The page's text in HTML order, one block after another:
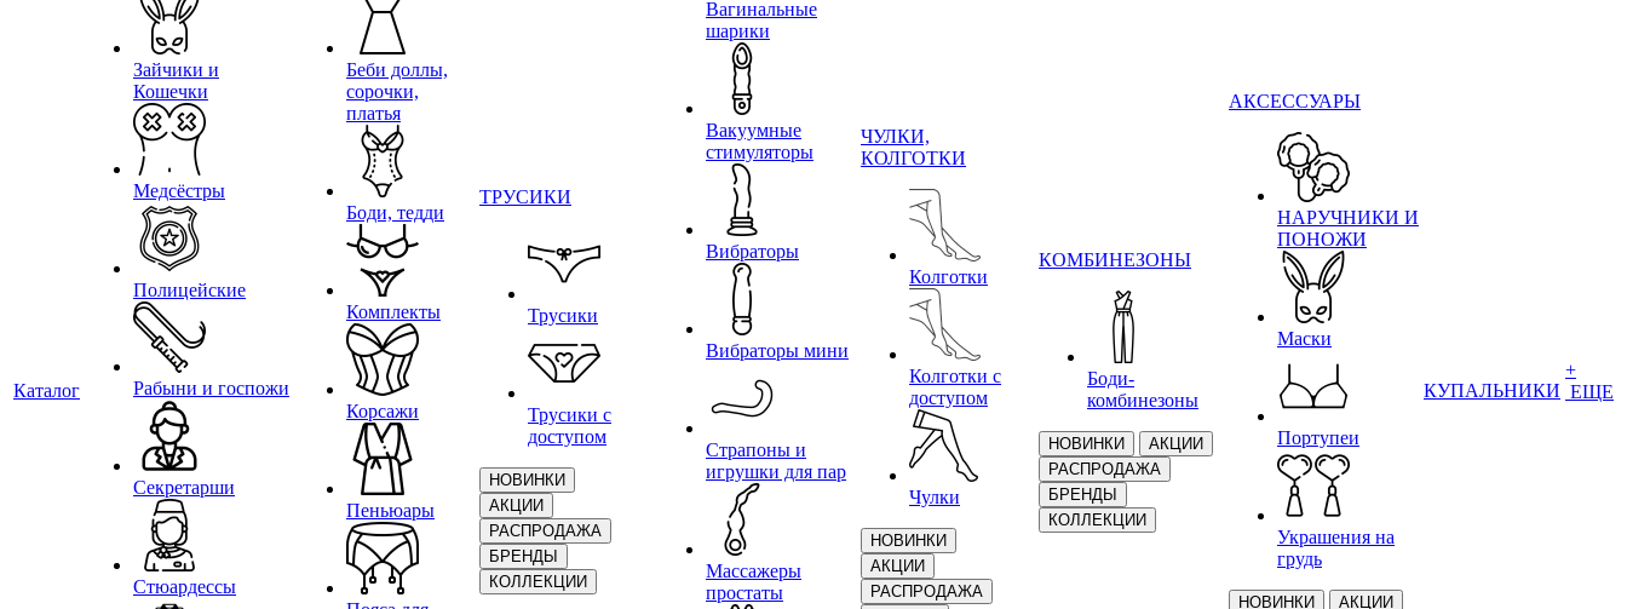
Каталог
Зайчики и
Кошечки
Медсёстры
Полицейские
Рабыни и госпожи
Секретарши
Стюардессы
Беби доллы,
сорочки,
платья
Боди, тедди
Комплекты
Корсажи
Пеньюары
ТРУСИКИ
Трусики
Трусики с
доступом
НОВИНКИ
АКЦИИ
РАСПРОДАЖА
БРЕНДЫ
КОЛЛЕКЦИИ
Вагинальные
шарики
Вакуумные
стимуляторы
Вибраторы
Вибраторы мини
Страпоны и
игрушки для пар
Массажеры
простаты
ЧУЛКИ,
КОЛГОТКИ
Колготки
Колготки с
доступом
Чулки
НОВИНКИ
АКЦИИ
РАСПРОДАЖА
КОМБИНЕЗОНЫ
Боди-
комбинезоны
НОВИНКИ
АКЦИИ
РАСПРОДАЖА
БРЕНДЫ
КОЛЛЕКЦИИ
АКСЕССУАРЫ
НАРУЧНИКИ И
ПОНОЖИ
Маски
Портупеи
Украшения на
грудь
НОВИНКИ АКЦИИ
КУПАЛЬНИКИ
+
ЕЩЕ